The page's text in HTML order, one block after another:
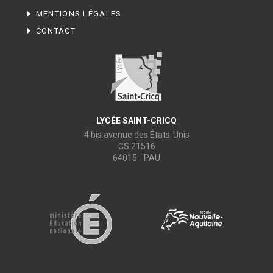
MENTIONS LÉGALES
CONTACT
LYCÉE SAINT-CRICQ
4 bis avenue des États-Unis
CS 21516
64015 - PAU